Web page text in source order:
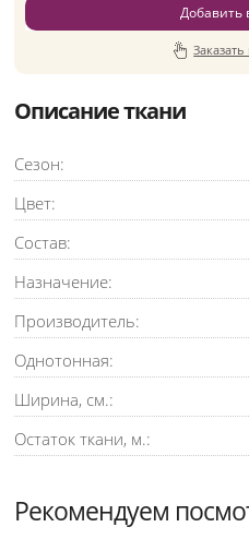
Добавить
Описание ткани
Сезон:
Цвет:
Состав:
Назначение:
Производитель:
Однотонная:
Ширина, см.:
Остаток ткани, м.:
Рекомендуем